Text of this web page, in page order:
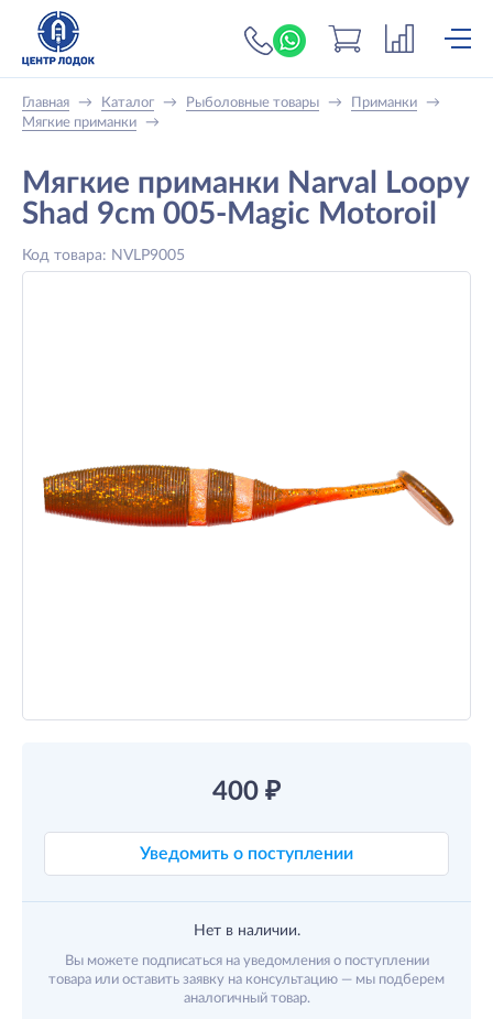
+7 (919) 698-56-
Главная → Каталог → Рыболовные товары → Приманки
→
Мягкие приманки
→
Мягкие приманки Narval Loopy
Shad 9cm 005-Magic Motoroil
Код товара: NVLP9005
400 ₽
Уведомить о поступлении
Нет в наличии.
Вы можете подписаться на уведомления о поступлении
товара или оставить заявку на консультацию — мы подберем
аналогичный товар.